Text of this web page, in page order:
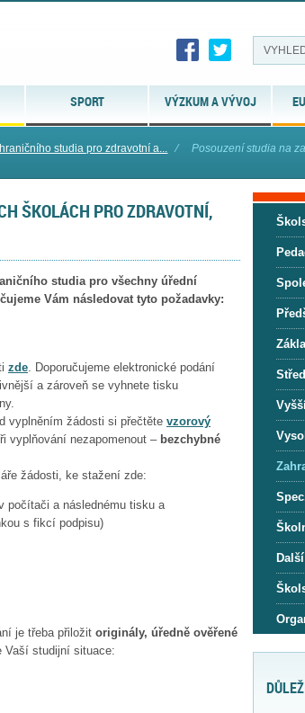
SPORT VÝZKUM A VÝVOJ
studia pro zdravotní a... ⁄ Posouzení studia na
ŠKOLÁCH PRO ZDRAVOTNÍ,
studia pro všechny úřední
Vám následovat tyto požadavky:
zde. Doporučujeme elektronické podání
a zároveň se vyhnete tisku
vyplněním žádosti si přečtěte vzorový
vyplňování nezapomenout – bezchybné
žádosti, ke stažení zde:
počítači a následnému tisku a
s fikcí podpisu)
je třeba přiložit originály, úředně ověřené
Vaší studijní situace: